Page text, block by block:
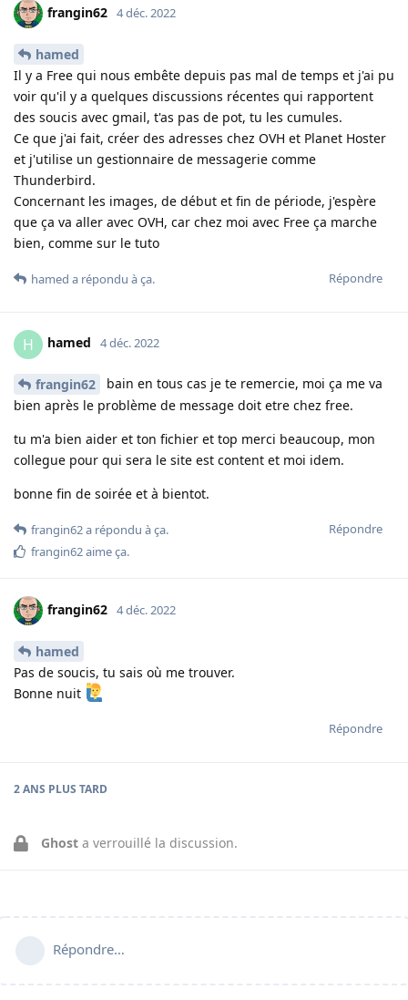
frangin62 4 déc. 2022
hamed
Il y a Free qui nous embête depuis pas mal de temps et j'ai pu
voir qu'il y a quelques discussions récentes qui rapportent
des soucis avec gmail, t'as pas de pot, tu les cumules.
Ce que j'ai fait, créer des adresses chez OVH et Planet Hoster
et j'utilise un gestionnaire de messagerie comme
Thunderbird.
Concernant les images, de début et fin de période, j'espère
que ça va aller avec OVH, car chez moi avec Free ça marche
bien, comme sur le tuto
Répondre
hamed a répondu à ça.
H hamed 4 déc. 2022
frangin62
bain en tous cas je te remercie, moi ça me va
bien après le problème de message doit etre chez free.
tu m'a bien aider et ton fichier et top merci beaucoup, mon
collegue pour qui sera le site est content et moi idem.
bonne fin de soirée et à bientot.
Répondre
frangin62a répondu à ça.
frangin62aime ça.
frangin62 4 déc. 2022
hamed
Pas de soucis, tu sais où me trouver.
Bonne nuit
Répondre
2 ANS PLUS TARD
Ghost a verrouillé la discussion.
Répondre…